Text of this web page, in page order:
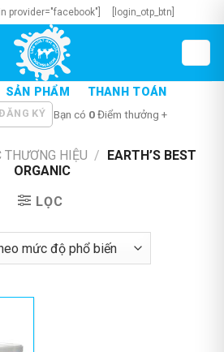
provider="facebook"] [login_otp_btn]
SẢN PHẨM THANH TOÁN
KÝ Bạn có 0Điểm thưởng +
THƯƠNG HIỆU / EARTH’S BEST
ORGANIC
LỌC